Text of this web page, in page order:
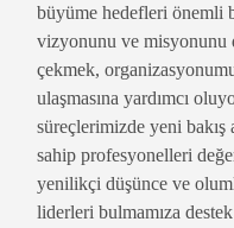
büyüme hedefleri önemli
vizyonunu ve misyonunu
çekmek,
ulaşmasına yardımcı
süreçlerimizde yeni bakış
sahip profesyonelleri
yenilikçi düşünce ve
liderleri bulmamıza destek